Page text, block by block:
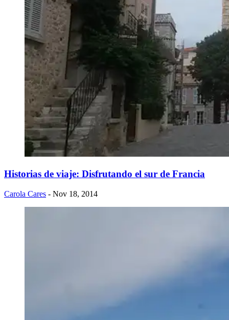
Historias de viaje: Disfrutando el sur de Francia
Carola Cares - Nov 18, 2014